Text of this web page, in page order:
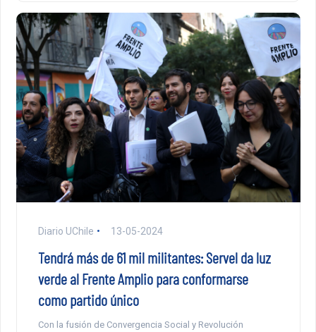
Diario UChile 13-05-2024
Tendrá más de 61 mil militantes: Servel da luz
verde al Frente Amplio para conformarse
como partido único
Con la fusión de Convergencia Social y Revolución